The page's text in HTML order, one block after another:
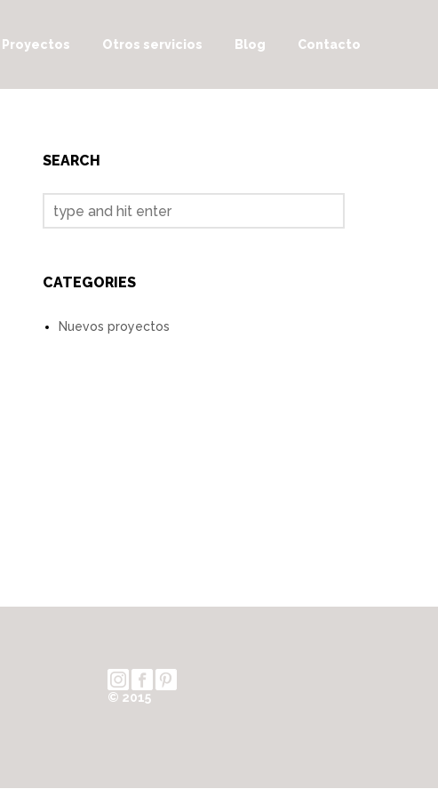
Proyectos Otros servicios Blog Contacto
SEARCH
CATEGORIES
Nuevos proyectos
© 2015